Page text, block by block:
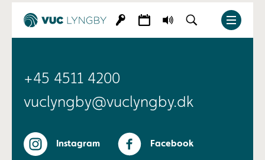
+45 4511 4200
vuclyngby@vuclyngby.dk
Instagram Facebook